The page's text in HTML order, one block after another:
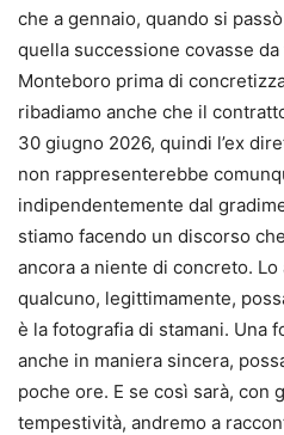
che a gennaio, quando si
quella successione covasse
Monteboro prima di
ribadiamo anche che il
30 giugno 2026, quindi l’ex
non rappresenterebbe
indipendentemente dal
stiamo facendo un discorso
ancora a niente di concreto.
qualcuno, legittimamente,
è la fotografia di stamani. Una
anche in maniera sincera,
poche ore. E se così sarà, con
tempestività, andremo a